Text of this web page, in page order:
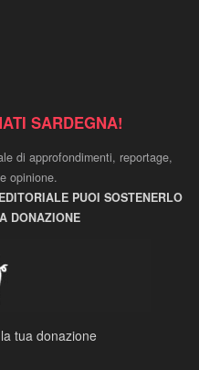
SARDEGNA!
di approfondimenti, reportage,
opinione.
PUOI SOSTENERLO
DONAZIONE
tua donazione